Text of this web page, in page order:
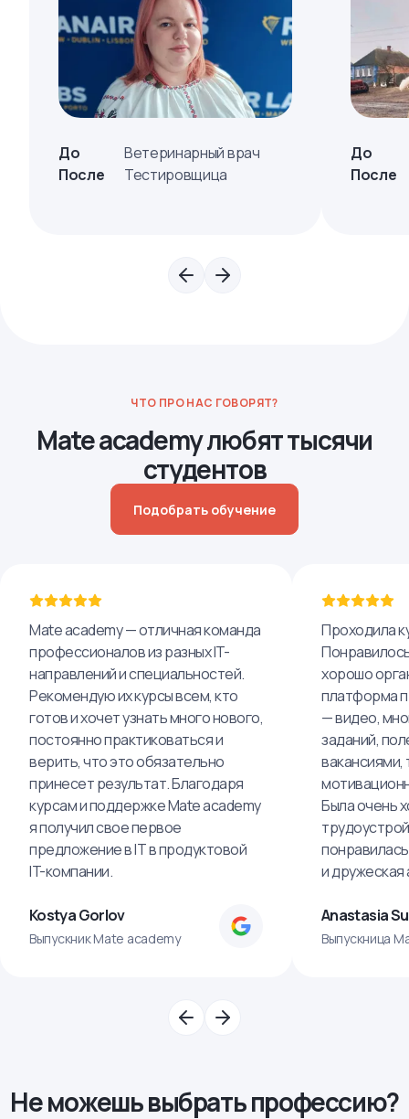
До
Ветеринарный врач
После
Тестировщица
До
После
ЧТО ПРО НАС ГОВОРЯТ?
Mate academy любят тысячи
студентов
Подобрать обучение
Mate academy — отличная команда
профессионалов из разных IT-
направлений и специальностей.
Рекомендую их курсы всем, кто
готов и хочет узнать много нового,
постоянно практиковаться и
верить, что это обязательно
принесет результат. Благодаря
курсам и поддержке Mate academy
я получил свое первое
предложение в IT в продуктовой
IT-компании.
Kostya Gorlov
Выпускник Mate academy
Проходила
хорошо
платформа
— видео,
заданий,
вакансиями,
Была очень
и
Anastasia
Выпускница
Не можешь выбрать профессию?